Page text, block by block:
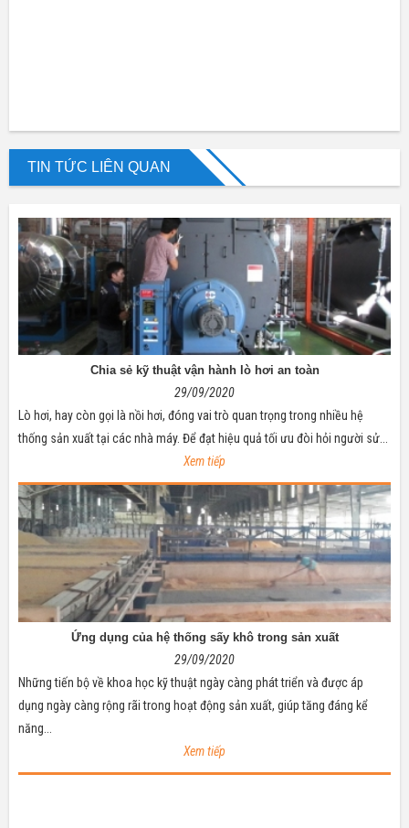
TIN TỨC LIÊN QUAN
Chia sẻ kỹ thuật vận hành lò hơi an toàn
29/09/2020
Lò hơi, hay còn gọi là nồi hơi, đóng vai trò quan trọng trong nhiều hệ
thống sản xuất tại các nhà máy. Để đạt hiệu quả tối ưu đòi hỏi người sử...
Xem tiếp
Ứng dụng của hệ thống sấy khô trong sản xuất
29/09/2020
Những tiến bộ về khoa học kỹ thuật ngày càng phát triển và được áp
dụng ngày càng rộng rãi trong hoạt động sản xuất, giúp tăng đáng kể
năng...
Xem tiếp